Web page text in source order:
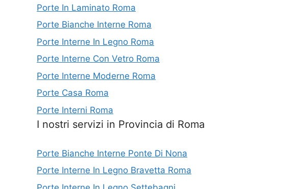
Porte In Laminato Roma
Porte Bianche Interne Roma
Porte Interne In Legno Roma
Porte Interne Con Vetro Roma
Porte Interne Moderne Roma
Porte Casa Roma
Porte Interni Roma
I nostri servizi in Provincia di Roma
Porte Bianche Interne Ponte Di Nona
Porte Interne In Legno Bravetta Roma